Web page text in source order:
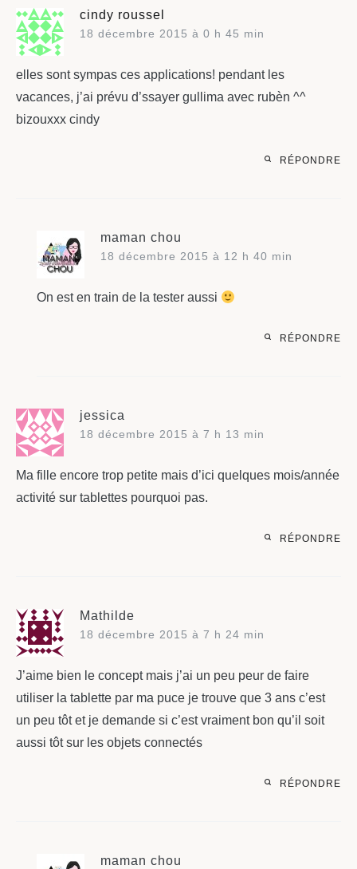
cindy roussel
18 décembre 2015 à 0 h 45 min
elles sont sympas ces applications! pendant les
vacances, j’ai prévu d’ssayer gullima avec rubèn ^^
bizouxxx cindy
RÉPONDRE
maman chou
18 décembre 2015 à 12 h 40 min
On est en train de la tester aussi
RÉPONDRE
jessica
18 décembre 2015 à 7 h 13 min
Ma fille encore trop petite mais d’ici quelques mois/année
activité sur tablettes pourquoi pas.
RÉPONDRE
Mathilde
18 décembre 2015 à 7 h 24 min
J’aime bien le concept mais j’ai un peu peur de faire
utiliser la tablette par ma puce je trouve que 3 ans c’est
un peu tôt et je demande si c’est vraiment bon qu’il soit
aussi tôt sur les objets connectés
RÉPONDRE
maman chou